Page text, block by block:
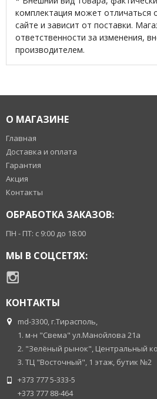
комплектация может отличаться
сайте и зависит от поставки.
ответственности за изменения,
производителем.
О МАГАЗИНЕ
Главная
Доставка и оплата
Гарантия
Акция
Контакты
ОБРАБОТКА ЗАКАЗОВ:
ПН - ПТ: с 9:00 до 18:00
МЫ В СОЦСЕТЯХ:
КОНТАКТЫ
md-3300, г.Тирасполь,
1. м-н "Свема" ул.Манойлова 21а
2. "Зелёный рынок", Центральный
3. ТЦ "Восточный", 1 этаж, бутик №2
+373 777 5-333-5
+373 777 88-464